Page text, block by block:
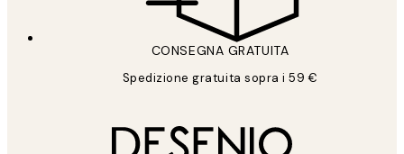
CONSEGNA GRATUITA
Spedizione gratuita sopra i 59 €